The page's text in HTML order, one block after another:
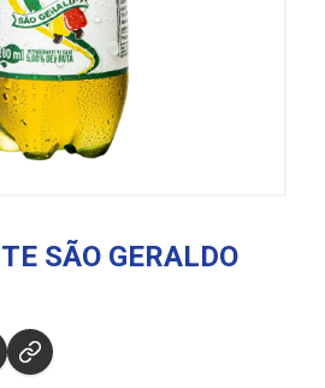
SÃO GERALDO